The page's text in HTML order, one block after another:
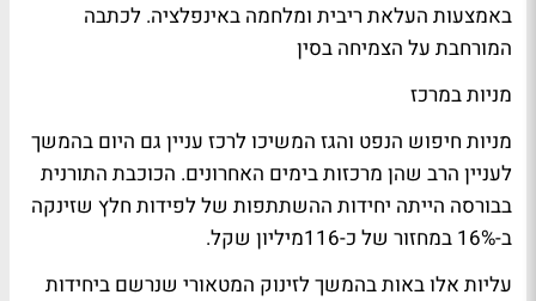
באמצעות העלאת ריבית ומלחמה באינפלציה. לכתבה
המורחבת על הצמיחה בסין
מניות במרכז
מניות חיפוש הנפט והגז המשיכו לרכז עניין גם היום בהמשך
לעניין הרב שהן מרכזות בימים האחרונים. הכוכבת התורנית
בבורסה הייתה יחידות ההשתתפות של לפידות חלץ שזינקה
ב-16% במחזור של כ-116מיליון שקל.
עליות אלו באות בהמשך לזינוק המטאורי שנרשם ביחידות